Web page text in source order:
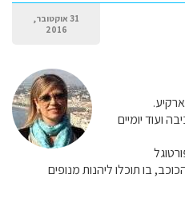
31 אוקטובר,
2016
ועוד יומיים
בו תוכלו ליהנות מנופים